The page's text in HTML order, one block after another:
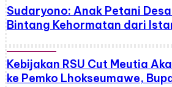
Sudaryono: Anak Petani
Bintang Kehormatan dari
Kebijakan RSU Cut Meutia
ke Pemko Lhokseumawe,